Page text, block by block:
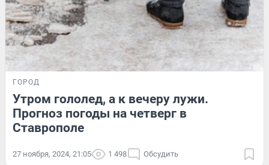
ГОРОД
Утром гололед, а к вечеру лужи.
Прогноз погоды на четверг в
Ставрополе
27 ноября, 2024, 21:05 1 498 Обсудить